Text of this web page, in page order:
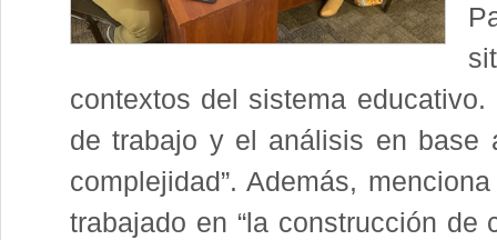
contextos del sistema
de trabajo y el análisis en base
complejidad”. Además,
trabajado en “la construcción